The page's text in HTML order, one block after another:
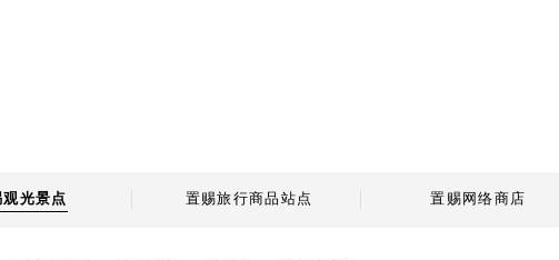
观光景点 置赐旅行商品站点 置赐网络商店